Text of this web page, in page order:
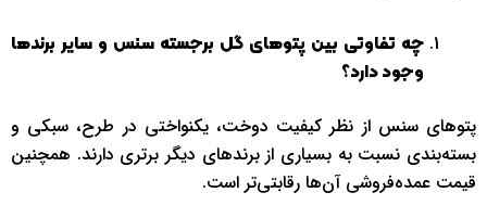
چه تفاوتی بین پتوهای گل برجسته سنس و سایر برندها
وجود دارد؟
پتوهای سنس از نظر کیفیت دوخت، یکنواختی در طرح، سبکی و
بسته‌بندی نسبت به بسیاری از برندهای دیگر برتری دارند. همچنین
قیمت عمده‌فروشی آن‌ها رقابتی‌تر است.